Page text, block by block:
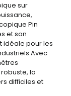
sur
Pin
et son
idéale pour les
la
difficiles et